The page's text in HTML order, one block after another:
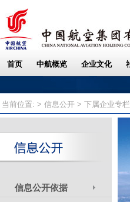
当前位置: > 信息公开 > 下属企业专栏
信息公开依据